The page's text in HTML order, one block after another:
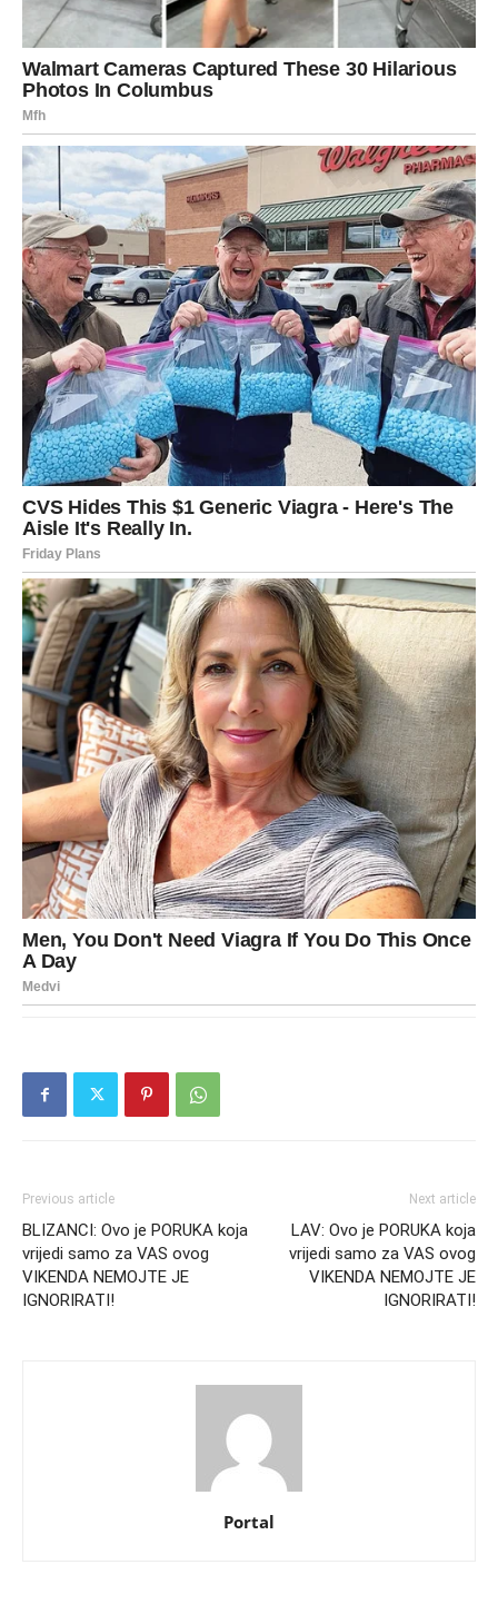
Previous article
BLIZANCI: Ovo je PORUKA koja
vrijedi samo za VAS ovog
VIKENDA NEMOJTE JE
IGNORIRATI!
Next article
LAV: Ovo je PORUKA koja
vrijedi samo za VAS ovog
VIKENDA NEMOJTE JE
IGNORIRATI!
Portal